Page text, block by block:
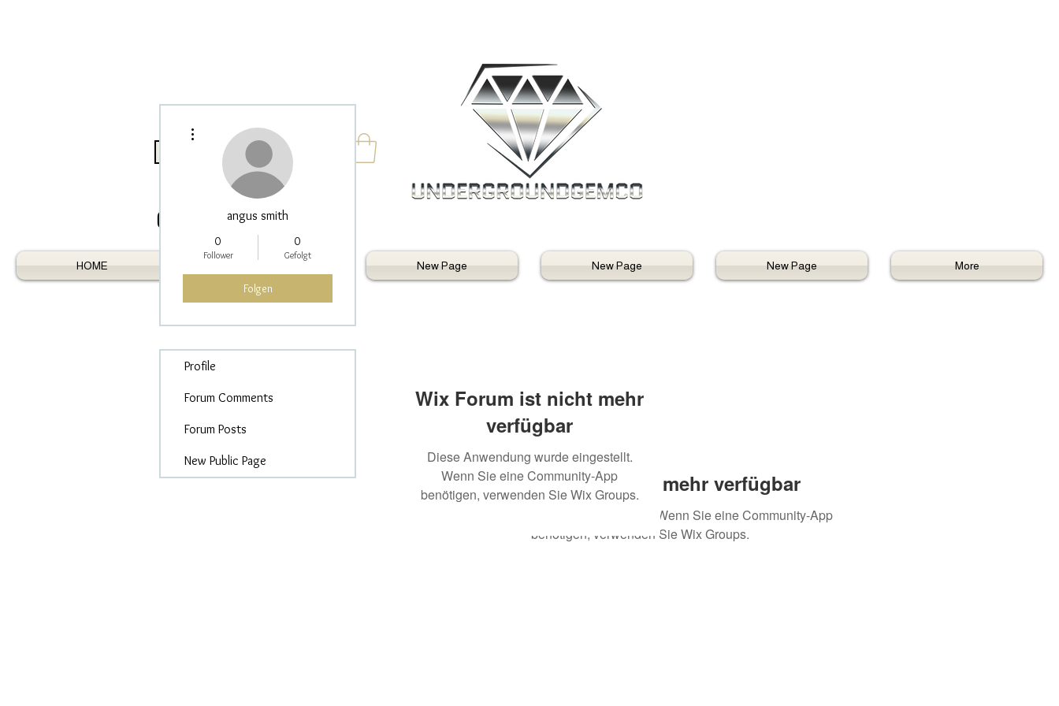
Log In / Register As Trade
HOME New Page New Page New Page More
Wix Forum ist nicht mehr verfügbar
Diese Anwendung wurde eingestellt. Wenn Sie eine Community-App
benötigen, verwenden Sie Wix Groups.
Wix Forum ist nicht mehr
verfügbar
Diese Anwendung wurde eingestellt.
Wenn Sie eine Community-App
benötigen, verwenden Sie Wix Groups.
angus smith
0
Follower
0
Gefolgt
Folgen
Profile
Forum Comments
Forum Posts
New Public Page